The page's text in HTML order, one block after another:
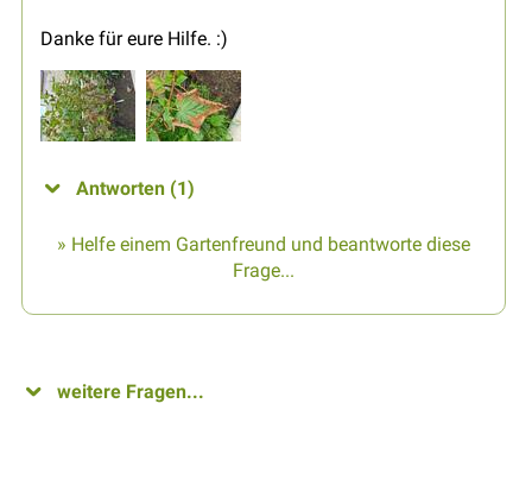
Danke für eure Hilfe. :)
Antworten (1)
» Helfe einem Gartenfreund und beantworte diese
Frage...
weitere Fragen...